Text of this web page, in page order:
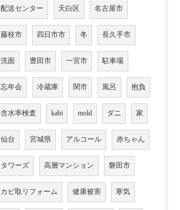
配送センター 天白区 名古屋市
藤枝市 四日市市 冬 長久手市
洗面 豊田市 一宮市 駐車場
忘年会 冷蔵庫 関市 風呂 抱負
含水率検査 kabi mold ダニ 家
仙台 宮城県 アルコール 赤ちゃん
タワーズ 高層マンション 磐田市
カビ取リフォーム 健康被害 寒気